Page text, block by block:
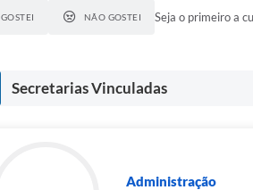
GOSTEI NÃO GOSTEI Seja o primeiro a
Secretarias Vinculadas
Administração